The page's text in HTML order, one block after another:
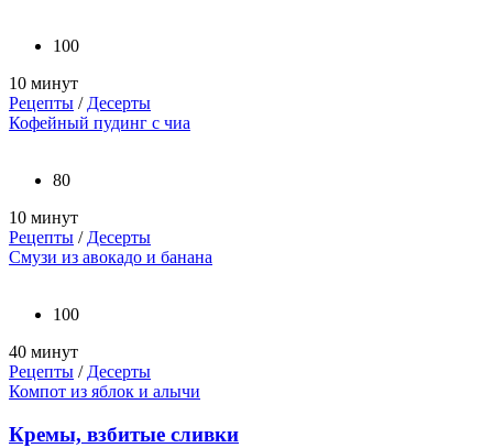
100
10 минут
Рецепты / Десерты
Кофейный пудинг с чиа
80
10 минут
Рецепты / Десерты
Смузи из авокадо и банана
100
40 минут
Рецепты / Десерты
Компот из яблок и алычи
Кремы, взбитые сливки